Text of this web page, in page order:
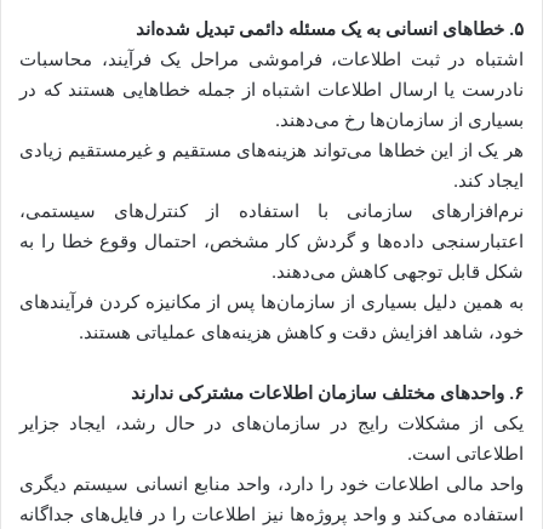
۵. خطاهای انسانی به یک مسئله دائمی تبدیل شده‌اند
اشتباه در ثبت اطلاعات، فراموشی مراحل یک فرآیند، محاسبات
نادرست یا ارسال اطلاعات اشتباه از جمله خطاهایی هستند که در
بسیاری از سازمان‌ها رخ می‌دهند.
هر یک از این خطاها می‌تواند هزینه‌های مستقیم و غیرمستقیم زیادی
ایجاد کند.
نرم‌افزارهای سازمانی با استفاده از کنترل‌های سیستمی،
اعتبارسنجی داده‌ها و گردش کار مشخص، احتمال وقوع خطا را به
شکل قابل توجهی کاهش می‌دهند.
به همین دلیل بسیاری از سازمان‌ها پس از مکانیزه کردن فرآیندهای
خود، شاهد افزایش دقت و کاهش هزینه‌های عملیاتی هستند.
۶. واحدهای مختلف سازمان اطلاعات مشترکی ندارند
یکی از مشکلات رایج در سازمان‌های در حال رشد، ایجاد جزایر
اطلاعاتی است.
واحد مالی اطلاعات خود را دارد، واحد منابع انسانی سیستم دیگری
استفاده می‌کند و واحد پروژه‌ها نیز اطلاعات را در فایل‌های جداگانه